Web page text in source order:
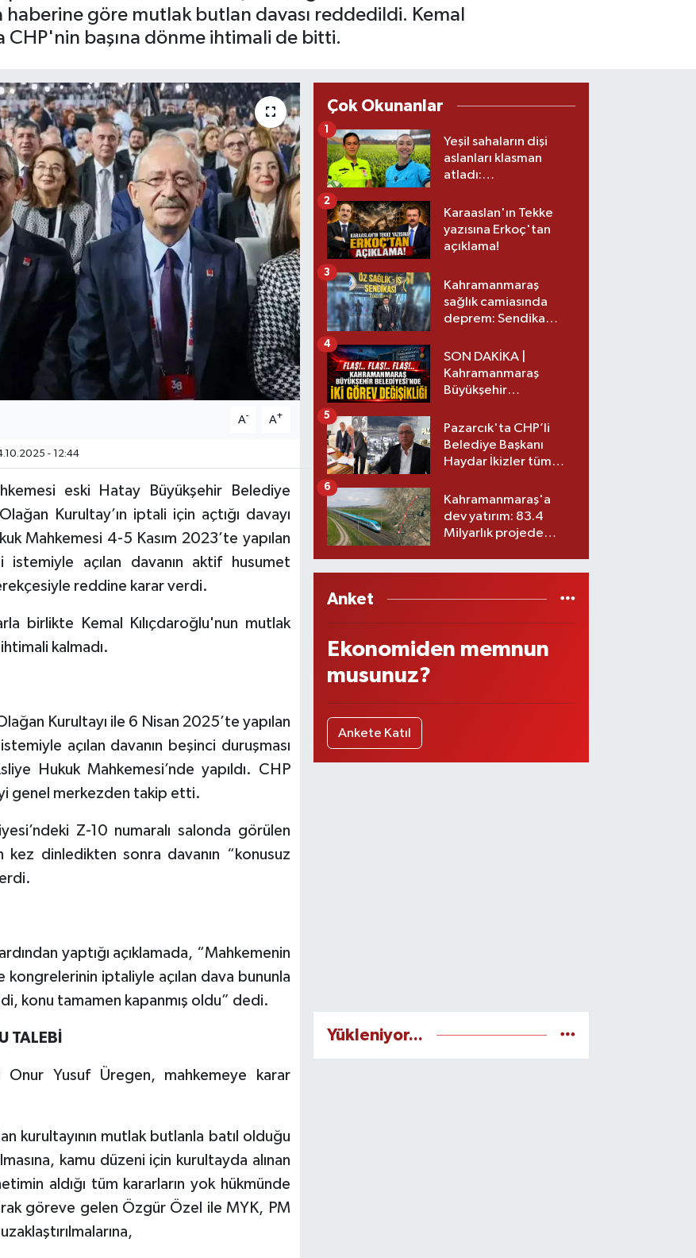
haberine göre mutlak butlan davası reddedildi. Kemal
CHP'nin başına dönme ihtimali de bitti.
A- A+
- 12:44
eski Hatay Büyükşehir Belediye
Kurultay’ın iptali için açtığı davayı
Mahkemesi 4-5 Kasım 2023’te yapılan
istemiyle açılan davanın aktif husumet
reddine karar verdi.
birlikte Kemal Kılıçdaroğlu'nun mutlak
kalmadı.
Kurultayı ile 6 Nisan 2025’te yapılan
açılan davanın beşinci duruşması
Hukuk Mahkemesi’nde yapıldı. CHP
genel merkezden takip etti.
Z-10 numaralı salonda görülen
dinledikten sonra davanın “konusuz
yaptığı açıklamada, “Mahkemenin
kongrelerinin iptaliyle açılan dava bununla
konu tamamen kapanmış oldu” dedi.
TALEBİ
Onur Yusuf Üregen, mahkemeye karar
kurultayının mutlak butlanla batıl olduğu
kamu düzeni için kurultayda alınan
aldığı tüm kararların yok hükmünde
göreve gelen Özgür Özel ile MYK, PM
Çok Okunanlar
Yeşil sahaların dişi
aslanları klasman
atladı:
üst lige iki transfer!
1
Karaaslan'ın Tekke
yazısına Erkoç'tan
açıklama!
2
Kahramanmaraş
sağlık camiasında
deprem: Sendika
3
SON DAKİKA |
Kahramanmaraş
Büyükşehir
görev değişikliği!
4
Pazarcık'ta CHP’li
Belediye Başkanı
Haydar İkizler tüm
yeni partisi
5
Kahramanmaraş'a
dev yatırım: 83.4
Milyarlık projede
6
Anket
Ekonomiden memnun
musunuz?
Ankete Katıl
Yükleniyor...